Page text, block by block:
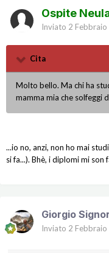
Ospite
Inviato 2
Cita
Molto bello. Ma chi ha
mamma mia che solfeggi
...io no, anzi, non ho mai
si fa...). Bhè, i diplomi mi son
Giorgio
Inviato 2